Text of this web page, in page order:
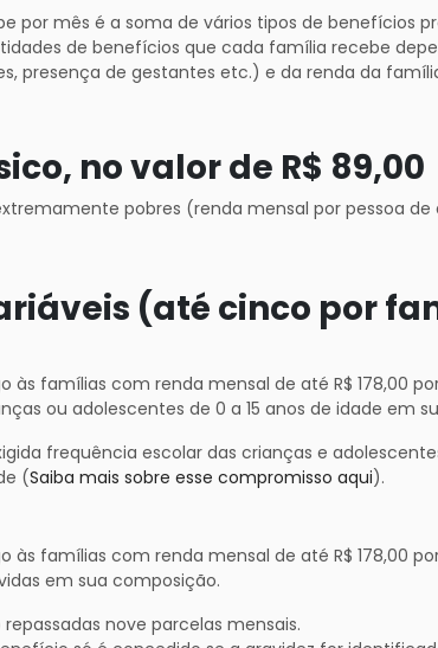
por mês é a soma de vários tipos de benefícios
de benefícios que cada família recebe
presença de gestantes etc.) e da renda da
no valor de R$ 89,00
pobres (renda mensal por pessoa de
(até cinco por
às famílias com renda mensal de até R$ 178,00
ou adolescentes de 0 a 15 anos de idade em
frequência escolar das crianças e
(Saiba mais sobre esse compromisso aqui).
às famílias com renda mensal de até R$ 178,00
em sua composição.
repassadas nove parcelas mensais.